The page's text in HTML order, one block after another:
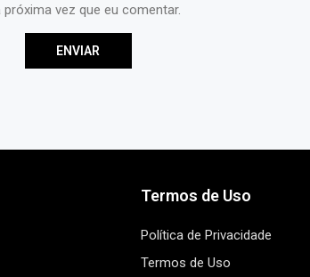
vez que eu comentar.
Termos de Uso
Política de Privacidade
Termos de Uso